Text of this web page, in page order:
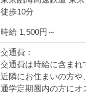
徒歩10分
時給 1,500円～
交通費：
交通費は時給に含まれ
近隣にお住まいの方や、
通学定期圏内の方にオ